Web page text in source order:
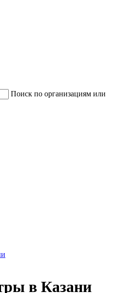
Поиск по организациям или
в Казани